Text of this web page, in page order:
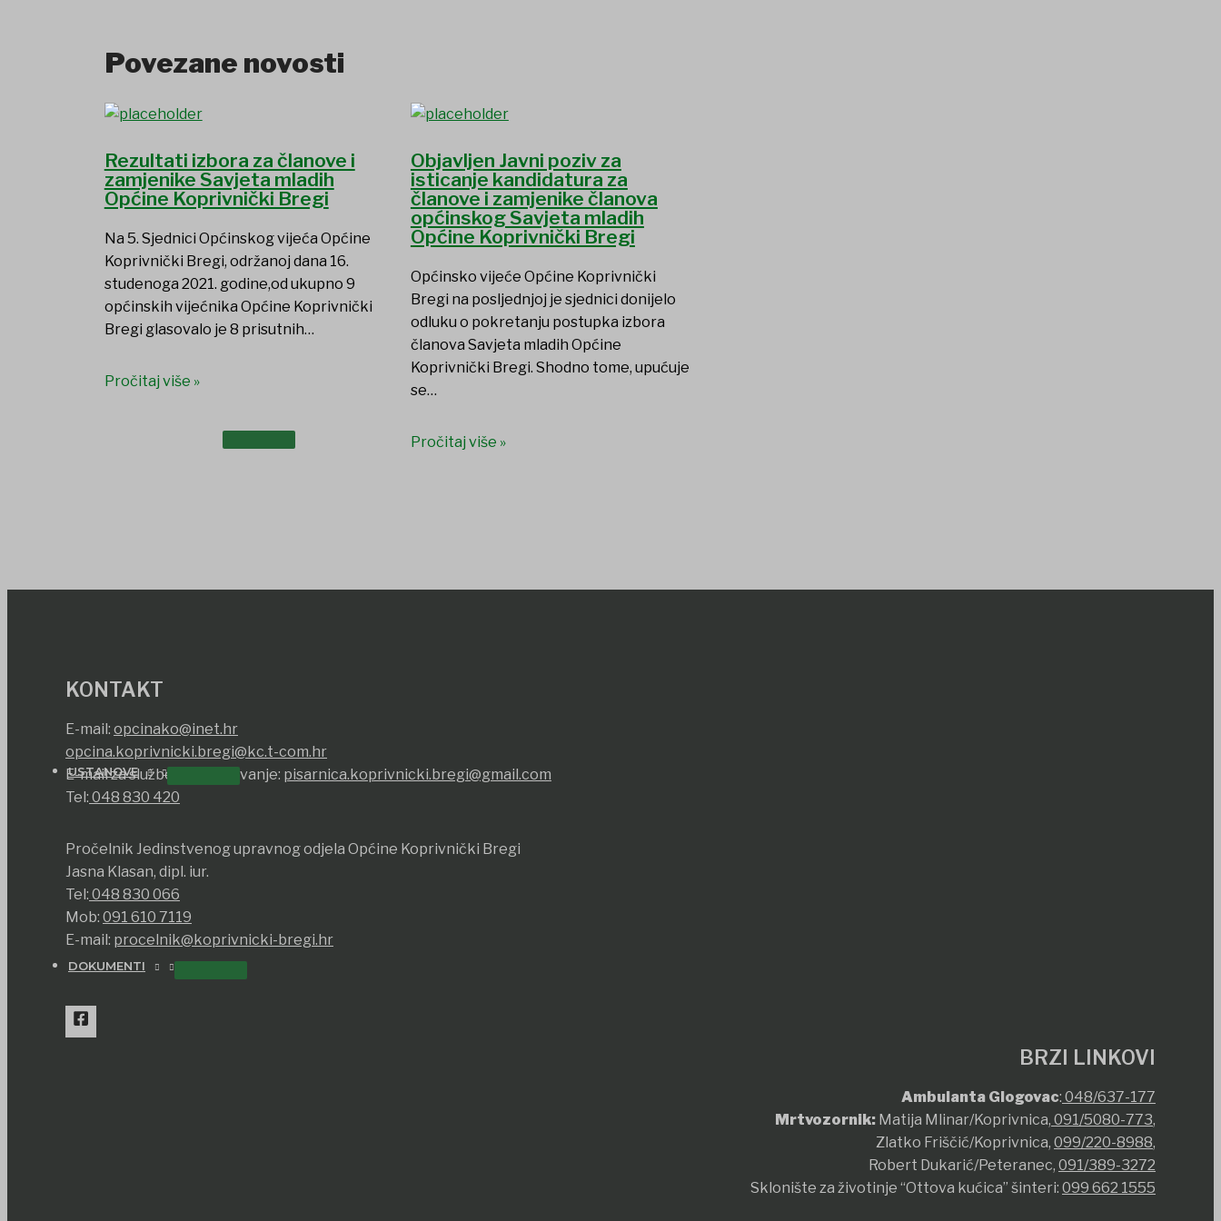
USTANOVE
DOKUMENTI
Povezane novosti
Rezultati izbora za članove i
zamjenike Savjeta mladih
Općine Koprivnički Bregi
Na 5. Sjednici Općinskog vijeća Općine
Koprivnički Bregi, održanoj dana 16.
studenoga 2021. godine,od ukupno 9
općinskih vijećnika Općine Koprivnički
Bregi glasovalo je 8 prisutnih…
Pročitaj više »
Objavljen Javni poziv za
isticanje kandidatura za
članove i zamjenike članova
općinskog Savjeta mladih
Općine Koprivnički Bregi
Općinsko vijeće Općine Koprivnički
Bregi na posljednjoj je sjednici donijelo
odluku o pokretanju postupka izbora
članova Savjeta mladih Općine
Koprivnički Bregi. Shodno tome, upućuje
se…
Pročitaj više »
KONTAKT
E-mail: opcinako@inet.hr
opcina.koprivnicki.bregi@kc.t-com.hr
E-mail za službeno dopisavanje: pisarnica.koprivnicki.bregi@gmail.com
Tel: 048 830 420
Pročelnik Jedinstvenog upravnog odjela Općine Koprivnički Bregi
Jasna Klasan, dipl. iur.
Tel: 048 830 066
Mob: 091 610 7119
E-mail: procelnik@koprivnicki-bregi.hr
BRZI LINKOVI
Ambulanta Glogovac: 048/637-177
Mrtvozornik: Matija Mlinar/Koprivnica, 091/5080-773,
Zlatko Friščić/Koprivnica, 099/220-8988,
Robert Dukarić/Peteranec, 091/389-3272
Sklonište za životinje “Ottova kućica” šinteri: 099 662 1555